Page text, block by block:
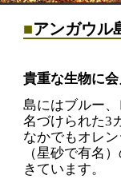
■アンガウル
貴重な生物に
島にはブルー
名づけられた3
なかでもオレ
（星砂で有名
きています。